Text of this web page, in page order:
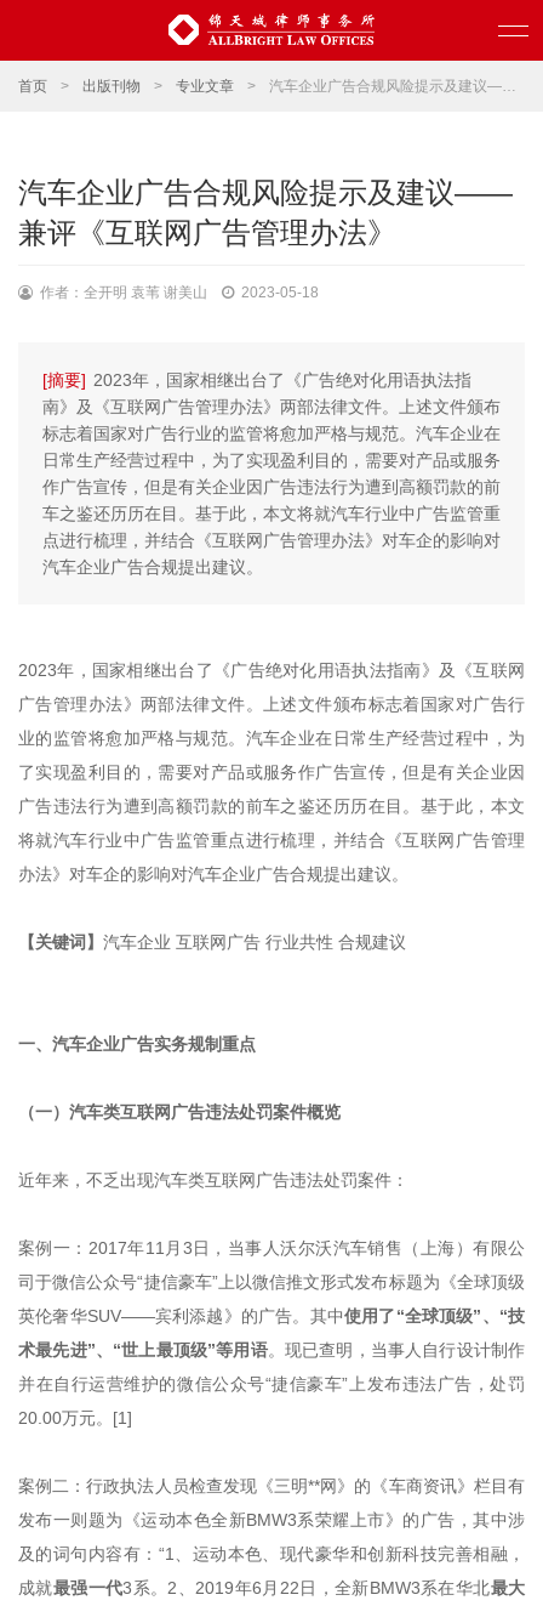
首页 > 出版刊物 > 专业文章 > 汽车企业广告合规风险提示及建议——兼评《互联网广告管理办法》
汽车企业广告合规风险提示及建议——
兼评《互联网广告管理办法》
作者：全开明 袁苇 谢美山 2023-05-18
[摘要] 2023年，国家相继出台了《广告绝对化用语执法指
南》及《互联网广告管理办法》两部法律文件。上述文件颁布
标志着国家对广告行业的监管将愈加严格与规范。汽车企业在
日常生产经营过程中，为了实现盈利目的，需要对产品或服务
作广告宣传，但是有关企业因广告违法行为遭到高额罚款的前
车之鉴还历历在目。基于此，本文将就汽车行业中广告监管重
点进行梳理，并结合《互联网广告管理办法》对车企的影响对
汽车企业广告合规提出建议。
2023年，国家相继出台了《广告绝对化用语执法指南》及《互联网
广告管理办法》两部法律文件。上述文件颁布标志着国家对广告行
业的监管将愈加严格与规范。汽车企业在日常生产经营过程中，为
了实现盈利目的，需要对产品或服务作广告宣传，但是有关企业因
广告违法行为遭到高额罚款的前车之鉴还历历在目。基于此，本文
将就汽车行业中广告监管重点进行梳理，并结合《互联网广告管理
办法》对车企的影响对汽车企业广告合规提出建议。
【关键词】 汽车企业 互联网广告 行业共性 合规建议
一、汽车企业广告实务规制重点
（一）汽车类互联网广告违法处罚案件概览
近年来，不乏出现汽车类互联网广告违法处罚案件：
案例一：2017年11月3日，当事人沃尔沃汽车销售（上海）有限公
司于微信公众号“捷信豪车”上以微信推文形式发布标题为《全球顶级
英伦奢华SUV——宾利添越》的广告。其中使用了“全球顶级”、“技
术最先进”、“世上最顶级”等用语。现已查明，当事人自行设计制作
并在自行运营维护的微信公众号“捷信豪车”上发布违法广告，处罚
20.00万元。[1]
案例二：行政执法人员检查发现《三明**网》的《车商资讯》栏目有
发布一则题为《运动本色全新BMW3系荣耀上市》的广告，其中涉
及的词句内容有：“1、运动本色、现代豪华和创新科技完善相融，
成就最强一代3系。2、2019年6月22日，全新BMW3系在华北最大